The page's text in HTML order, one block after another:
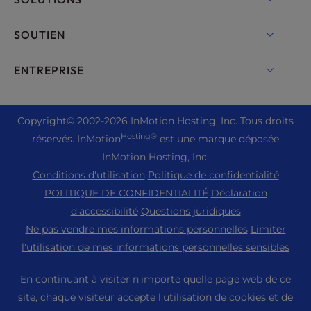
Serveur bare metal
Solutions d'hébergement pour entreprises
Hébergement revendeur
Revendeur VPS
Courriel professionnel
WordPress Constructeur de site Web
Hébergement cPanel
Hébergement Joomla
Hébergement Laravel
Hébergement Linux
Hébergement Magento
Hébergement de serveurs Minecraft
Hébergement PHP
Hébergement Ubuntu
SOUTIEN
Chat en direct
+44 2045 763722
Premier Support
Centre d'assistance
Ressources
Soutien à la communauté
WordPress Tutoriels
Hébergement géré
ENTREPRISE
A propos de nous
Emplacement des centres de données
Centre de données de Los Angeles
Centre de données Ashburn
Presse
Carrières
Blog
Programme d'affiliation
Copyright© 2002-2026 InMotion Hosting, Inc. Tous droits
réservés. InMotionHosting® est une marque déposée
InMotion Hosting, Inc.
Conditions d'utilisation Politique de confidentialité
POLITIQUE DE CONFIDENTIALITÉ Déclaration
d'accessibilité Questions juridiques
Ne pas vendre mes informations personnelles Limiter
l'utilisation de mes informations personnelles sensibles
En continuant à visiter n'importe quelle page web de ce
site, chaque visiteur accepte l'utilisation de cookies et de